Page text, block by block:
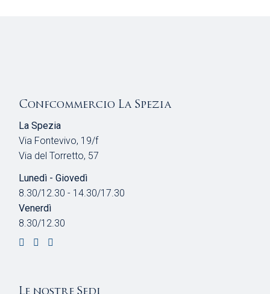
Confcommercio La Spezia
La Spezia
Via Fontevivo, 19/f
Via del Torretto, 57
Lunedì - Giovedì
8.30/12.30 - 14.30/17.30
Venerdì
8.30/12.30
Le nostre Sedi